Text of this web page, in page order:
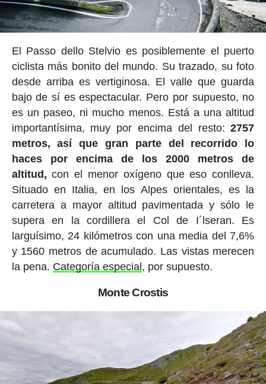
El Passo dello Stelvio es posiblemente el puerto
ciclista más bonito del mundo. Su trazado, su foto
desde arriba es vertiginosa. El valle que guarda
bajo de sí es espectacular. Pero por supuesto, no
es un paseo, ni mucho menos. Está a una altitud
importantísima, muy por encima del resto:2757
metros, así que gran parte del recorrido lo
haces por encima de los 2000 metros de
altitud, con el menor oxígeno que eso conlleva.
Situado en Italia, en los Alpes orientales, es la
carretera a mayor altitud pavimentada y sólo le
supera en la cordillera el Col de I´lseran. Es
larguísimo, 24 kilómetros con una media del 7,6%
y 1560 metros de acumulado. Las vistas merecen
la pena. Categoría especial, por supuesto.
Monte Crostis